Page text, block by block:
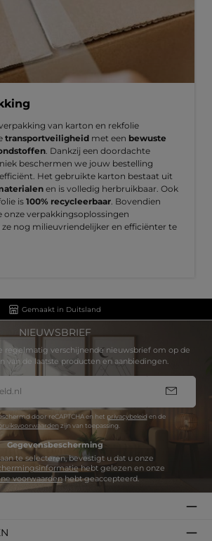
van karton en rekfolie
transportveiligheid met een bewuste
. Dankzij een doordachte
beschermen we jouw bestelling
Het gebruikte karton bestaat uit
en is volledig herbruikbaar. Ook
is 100% recycleerbaar . Bovendien
onze verpakkingsoplossingen
nog milieuvriendelijker en efficiënter te
Gemaakt in Duitsland
NIEUWSBRIEF
regelmatig verschijnende nieuwsbrief om op de
van de laatste producten en aanbiedingen.
door reCAPTCHA en het privacybeleid en de
zijn van toepassing.
Gegevensbescherming
voorwaardenhebt geaccepteerd.